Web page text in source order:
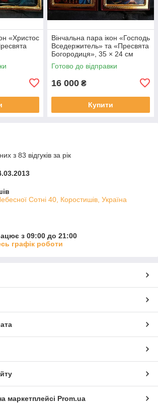
«Христос
35 × 24
Вінчальна пара ікон «Господь
Вседержитель» та «Пресвята
Богородиця», 35 × 24 см
Готово до відправки
16 000 ₴
Купити
з 83 відгуків за рік
Сотні 40, Коростишів, Україна
з 09:00 до 21:00
графік роботи
маркетплейсі Prom.ua